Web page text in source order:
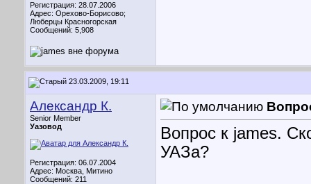
Регистрация: 28.07.2006
Адрес: Орехово-Борисово;
Люберцы Красногорская
Сообщений: 5,908
23.03.2009, 19:11
Александр К.
Senior Member
Уазовод
Регистрация: 06.07.2004
Адрес: Москва, Митино
Сообщений: 211
Вопрос к james.
УАЗа?